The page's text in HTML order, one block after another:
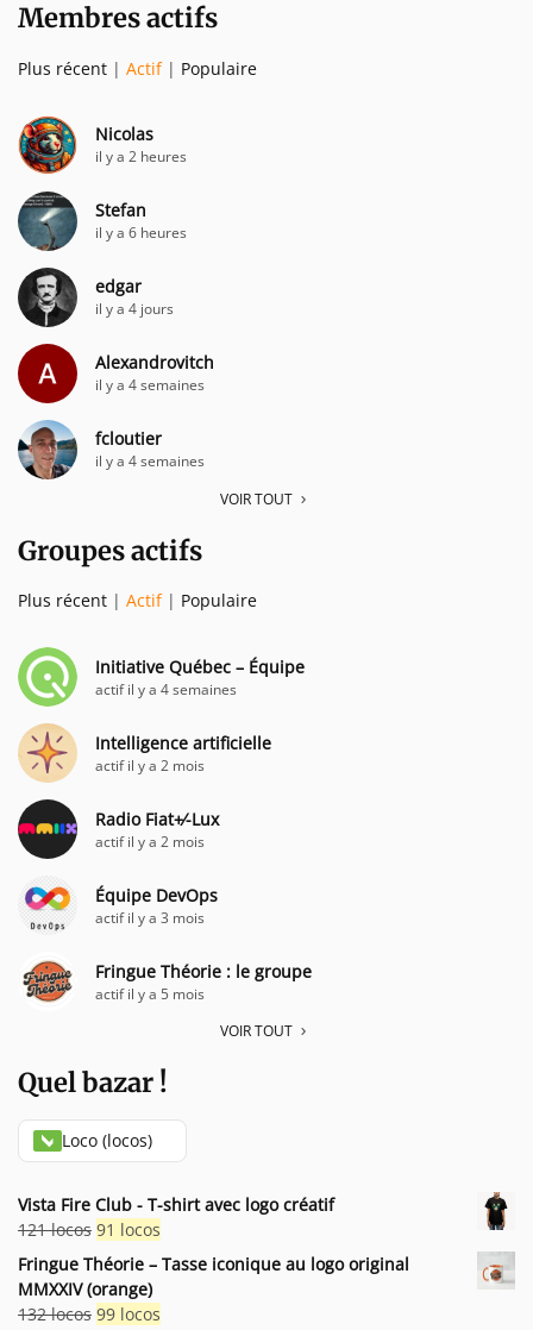
Membres actifs
Plus récent | Actif | Populaire
Nicolas
il y a 2 heures
Stefan
il y a 6 heures
edgar
il y a 4 jours
Alexandrovitch
il y a 4 semaines
fcloutier
il y a 4 semaines
VOIR TOUT
Groupes actifs
Plus récent | Actif | Populaire
Initiative Québec – Équipe
actif il y a 4 semaines
Intelligence artificielle
actif il y a 2 mois
Radio Fiat+⁄-Lux
actif il y a 2 mois
Équipe DevOps
actif il y a 3 mois
Fringue Théorie : le groupe
actif il y a 5 mois
VOIR TOUT
Quel bazar !
Loco (locos)
Vista Fire Club - T-shirt avec logo créatif
121locos Le
prix
était :
91 locos
prix
est :
Fringue Théorie – Tasse iconique au logo original
MMXXIV (orange)
132locos Le
99 locos